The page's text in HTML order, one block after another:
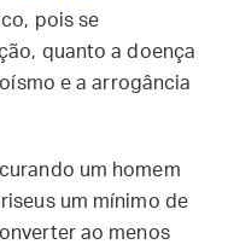
pois se
quanto a doença
e a arrogância
um homem
um mínimo de
ao menos